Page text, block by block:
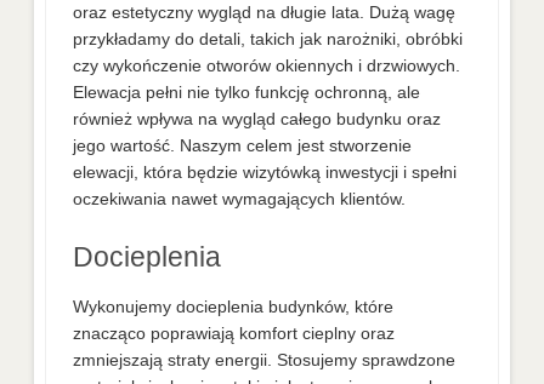
oraz estetyczny wygląd na długie lata. Dużą wagę
przykładamy do detali, takich jak narożniki, obróbki
czy wykończenie otworów okiennych i drzwiowych.
Elewacja pełni nie tylko funkcję ochronną, ale
również wpływa na wygląd całego budynku oraz
jego wartość. Naszym celem jest stworzenie
elewacji, która będzie wizytówką inwestycji i spełni
oczekiwania nawet wymagających klientów.
Docieplenia
Wykonujemy docieplenia budynków, które
znacząco poprawiają komfort cieplny oraz
zmniejszają straty energii. Stosujemy sprawdzone